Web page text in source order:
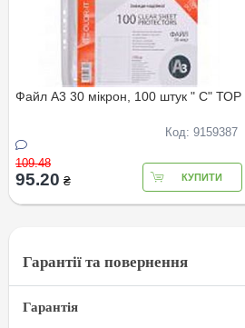
Файл А3 30 мікрон, 100 штук " С" ТОР
Код: 9159387
109.48
95.20 ₴ КУПИТИ
Гарантії та повернення
Гарантія